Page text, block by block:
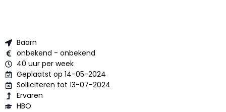
Baarn
onbekend - onbekend
40 uur per week
Geplaatst op 14-05-2024
Solliciteren tot 13-07-2024
Ervaren
HBO